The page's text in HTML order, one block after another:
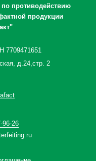
противодействию
продукции
д.24,стр. 2
96-26
7709471651